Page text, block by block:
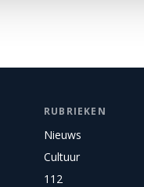
RUBRIEKEN
Nieuws
Cultuur
112